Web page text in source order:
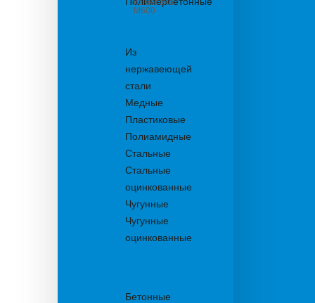
из бетона
М600
Из
нержавеющей
стали
Медные
Пластиковые
Полиамидные
Стальные
Стальные
оцинкованные
Чугунные
Чугунные
оцинкованные
Бетонные